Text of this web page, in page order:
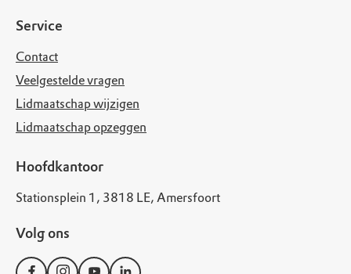
Service
Contact
Veelgestelde vragen
Lidmaatschap wijzigen
Lidmaatschap opzeggen
Hoofdkantoor
Stationsplein 1, 3818 LE, Amersfoort
Volg ons